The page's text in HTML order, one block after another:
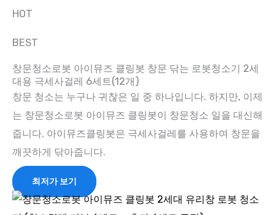
HOT
BEST
창문청소로봇 아이뮤즈 클링봇 창문 닦는 로봇청소기 2세
대용 극세사걸레 6세트(12개)
창문 청소는 누구나 귀찮은 일 중 하나입니다. 하지만, 이제
는 창문청소로봇 아이뮤즈 클링봇이 창문청소 일을 대신해
줍니다. 아이뮤즈클링봇은 극세사걸레를 사용하여 창문을
깨끗하게 닦아줍니다.
최저가 보기